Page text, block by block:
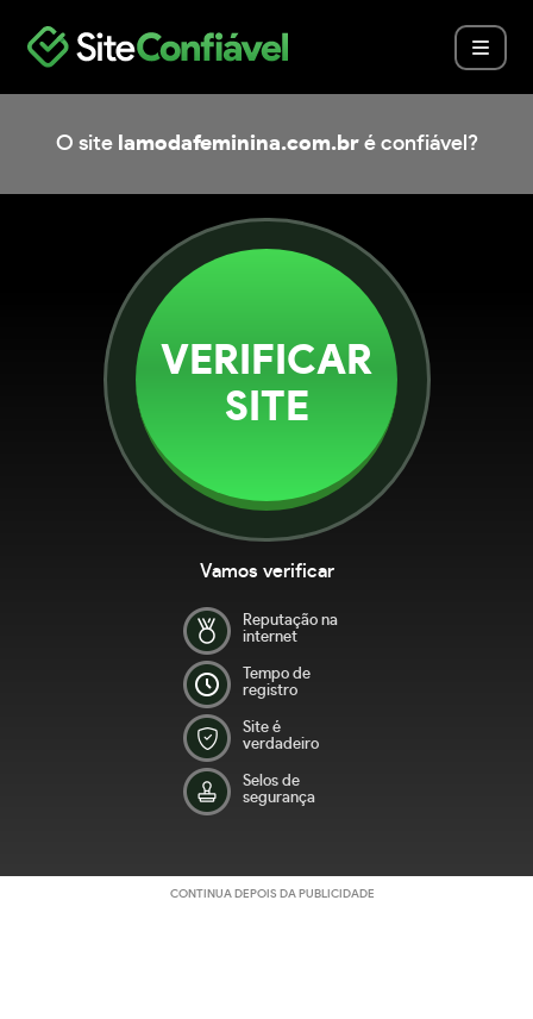
O site lamodafeminina.com.bré confiável?
VERIFICAR
SITE
Vamos verificar
Reputação na
internet
Tempo de
registro
Site é
verdadeiro
Selos de
segurança
CONTINUA DEPOIS DA PUBLICIDADE